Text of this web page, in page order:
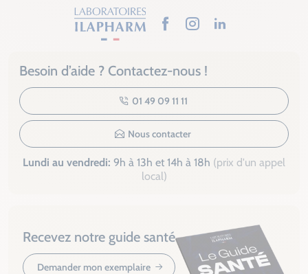
Besoin d’aide ? Contactez-nous !
01 49 09 11 11
Nous contacter
Lundi au vendredi: 9h à 13h et 14h à 18h (prix d'un appel
local)
FacebookInstagramLinkedIn
Recevez notre guide santé
Demander mon exemplaire